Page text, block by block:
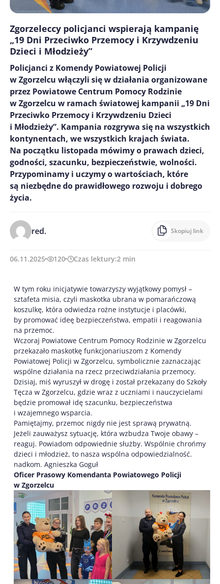
Zgorzeleccy policjanci wspierają kampanię
„19 Dni Przeciwko Przemocy i Krzywdzeniu
Dzieci i Młodzieży”
Policjanci z Komendy Powiatowej Policji
w Zgorzelcu włączyli się w działania organizowane
przez Powiatowe Centrum Pomocy Rodzinie
w Zgorzelcu w ramach światowej kampanii „19 Dni
Przeciwko Przemocy i Krzywdzeniu Dzieci
i Młodzieży”. Kampania rozgrywa się na wszystkich
kontynentach, we wszystkich krajach świata.
Na początku listopada mówimy o prawach dzieci,
godności, szacunku, bezpieczeństwie, wolności.
Przypominamy i uczymy o wartościach, które
są niezbędne do prawidłowego rozwoju i dobrego
życia.
red. Skopiuj link
06.11.2025 120 Czas lektury:2 min
W tym roku inicjatywie towarzyszy wyjątkowy pomysł –
sztafeta misia, czyli maskotka ubrana w pomarańczową
koszulkę, która odwiedza rożne instytucje i placówki,
by promować ideę bezpieczeństwa, empatii i reagowania
na przemoc.
Wczoraj Powiatowe Centrum Pomocy Rodzinie w Zgorzelcu
przekazało maskotkę funkcjonariuszom z Komendy
Powiatowej Policji w Zgorzelcu, symbolicznie zaznaczając
wspólne działania na rzecz przeciwdziałania przemocy.
Dzisiaj, miś wyruszył w drogę i został przekazany do Szkoły
Tęcza w Zgorzelcu, gdzie wraz z uczniami i nauczycielami
będzie promował idę szacunku, bezpieczeństwa
i wzajemnego wsparcia.
Pamiętajmy, przemoc nigdy nie jest sprawą prywatną.
Jeżeli zauważysz sytuację, która wzbudza Twoje obawy –
reaguj. Powiadom odpowiednie służby. Wspólnie chrońmy
dzieci i młodzież, to nasza wspólna odpowiedzialność.
nadkom. Agnieszka Goguł
Oficer Prasowy Komendanta Powiatowego Policji
w Zgorzelcu